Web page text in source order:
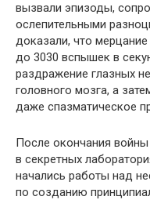
вызвали эпизоды,
ослепи­тельными
доказали, что
до 3030 вспышек в
раздражение глаз­ных
головного мозга, а
даже спазматичес­кое
После окончания
в секретных
начались работы над
по созданию